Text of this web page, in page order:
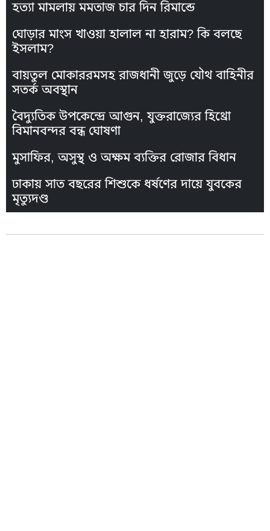
হত্যা মামলায় মমতাজ চার দিন রিমান্ডে
ঘোড়ার মাংস খাওয়া হালাল না হারাম? কি বলছে
ইসলাম?
বায়তুল মোকাররমসহ রাজধানী জুড়ে যৌথ বাহিনীর
সতর্ক অবস্থান
বৈদ্যুতিক উপকেন্দ্রে আগুন, যুক্তরাজ্যের হিথ্রো
বিমানবন্দর বন্ধ ঘোষণা
মুসাফির, অসুস্থ ও অক্ষম ব্যক্তির রোজার বিধান
ঢাকায় সাত বছরের শিশুকে ধর্ষণের দায়ে যুবকের
মৃত্যুদণ্ড